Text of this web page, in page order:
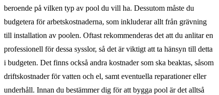
beroende på vilken typ av pool du vill ha. Dessutom måste du
budgetera för arbetskostnaderna, som inkluderar allt från grävning
till installation av poolen. Oftast rekommenderas det att du anlitar en
professionell för dessa sysslor, så det är viktigt att ta hänsyn till detta
i budgeten. Det finns också andra kostnader som ska beaktas, såsom
driftskostnader för vatten och el, samt eventuella reparationer eller
underhåll. Innan du bestämmer dig för att bygga pool är det alltså